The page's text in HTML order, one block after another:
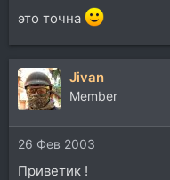
это точна
Jivan
Member
26 Фев 2003
Приветик !